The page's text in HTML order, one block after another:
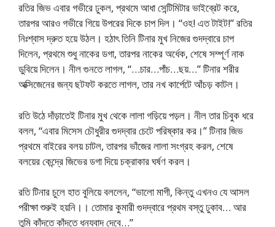
রতির জিভ এবার গভীরে ঢুকল, প্রথমে আধা সেন্টিমিটার ভাইব্রেট করে,
তারপর আরও গভীরে গিয়ে উপরের দিকে চাপ দিল। “ওহ! এত টাইট!” রতির
নিঃশ্বাস দ্রুত হয়ে উঠল। হঠাৎ তিনি টিনার মুখ নিজের গুদদ্বারে চাপ
দিলেন, প্রথমে শুধু নাকের ডগা, তারপর নাকের অর্ধেক, শেষে সম্পূর্ণ নাক
ডুবিয়ে দিলেন। নীল গুনতে লাগল, “…চার…পাঁচ…ছয়…” টিনার শরীর
অক্সিজেনের জন্য ছটফট করতে লাগল, তার নখ কার্পেটে আঁচড় কাটল।
রতি উঠে দাঁড়াতেই টিনার মুখ থেকে লালা গড়িয়ে পড়ল। নীল তার চিবুক ধরে
বলল, “এবার মিসেস চৌধুরীর গুদদ্বার চেটে পরিষ্কার কর।” টিনার জিভ
প্রথমে বাইরের বলয় চাটল, তারপর ভাঁজের লালা সংগ্রহ করল, শেষে
বলয়ের কেন্দ্রে জিভের ডগা দিয়ে চক্রাকার ঘর্ষণ করল।
রতি টিনার চুলে হাত বুলিয়ে বললেন, “ভালো মাগী, কিন্তু এখনও যে আসল
পরীক্ষা শুরুই হয়নি।। তোমার কুমারী গুদদ্বারে প্রথম বস্তু ঢুকাব… আর
তুমি কাঁদতে কাঁদতে ধন্যবাদ দেবে…”